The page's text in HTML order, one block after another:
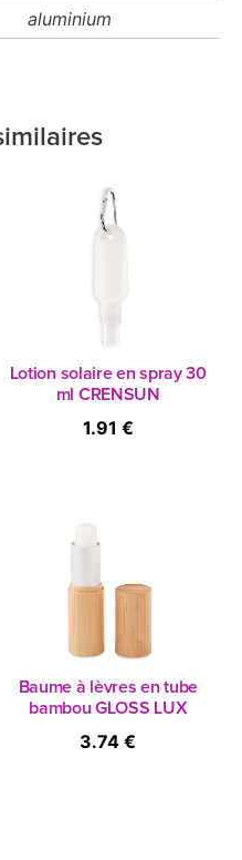
aluminium
Lotion solaire en spray 30
ml CRENSUN
1.91 €
Baume à lèvres en tube
bambou GLOSS LUX
3.74 €